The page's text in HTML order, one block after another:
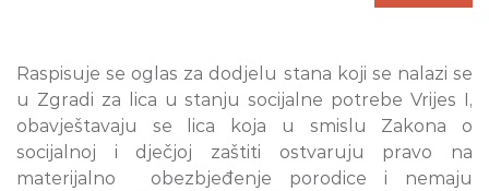
Raspisuje se oglas za dodjelu stana koji se nalazi se
u Zgradi za lica u stanju socijalne potrebe Vrijes I,
obavještavaju se lica koja u smislu Zakona o
socijalnoj i dječjoj zaštiti ostvaruju pravo na
materijalno obezbjeđenje porodice i nemaju